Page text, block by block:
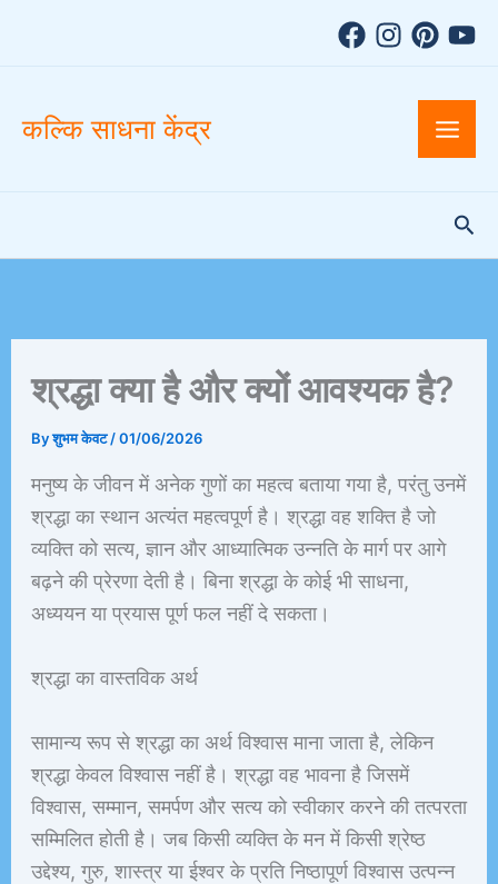
कल्कि साधना केंद्र
श्रद्धा क्या है और क्यों आवश्यक है?
Byशुभम केवट/01/06/2026
मनुष्य के जीवन में अनेक गुणों का महत्व बताया गया है, परंतु उनमें
श्रद्धा का स्थान अत्यंत महत्वपूर्ण है। श्रद्धा वह शक्ति है जो
व्यक्ति को सत्य, ज्ञान और आध्यात्मिक उन्नति के मार्ग पर आगे
बढ़ने की प्रेरणा देती है। बिना श्रद्धा के कोई भी साधना,
अध्ययन या प्रयास पूर्ण फल नहीं दे सकता।
श्रद्धा का वास्तविक अर्थ
सामान्य रूप से श्रद्धा का अर्थ विश्वास माना जाता है, लेकिन
श्रद्धा केवल विश्वास नहीं है। श्रद्धा वह भावना है जिसमें
विश्वास, सम्मान, समर्पण और सत्य को स्वीकार करने की तत्परता
सम्मिलित होती है। जब किसी व्यक्ति के मन में किसी श्रेष्ठ
उद्देश्य, गुरु, शास्त्र या ईश्वर के प्रति निष्ठापूर्ण विश्वास उत्पन्न
v
e